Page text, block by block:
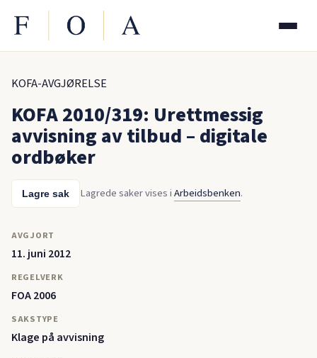
KOFA-AVGJØRELSE
KOFA 2010/319: Urettmessig
avvisning av tilbud – digitale
ordbøker
Lagre sak Lagrede saker vises iArbeidsbenken.
AVGJORT
11. juni 2012
REGELVERK
FOA 2006
SAKSTYPE
Klage på avvisning